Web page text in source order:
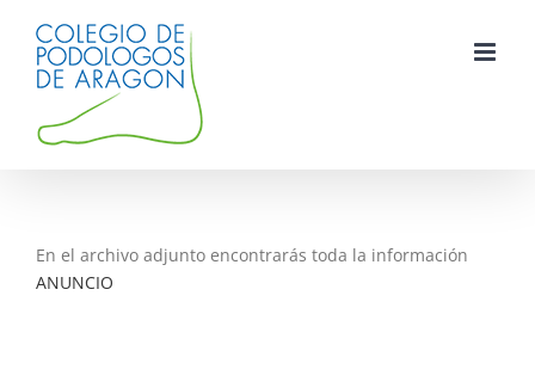
contenido
En el archivo adjunto encontrarás toda la información
ANUNCIO